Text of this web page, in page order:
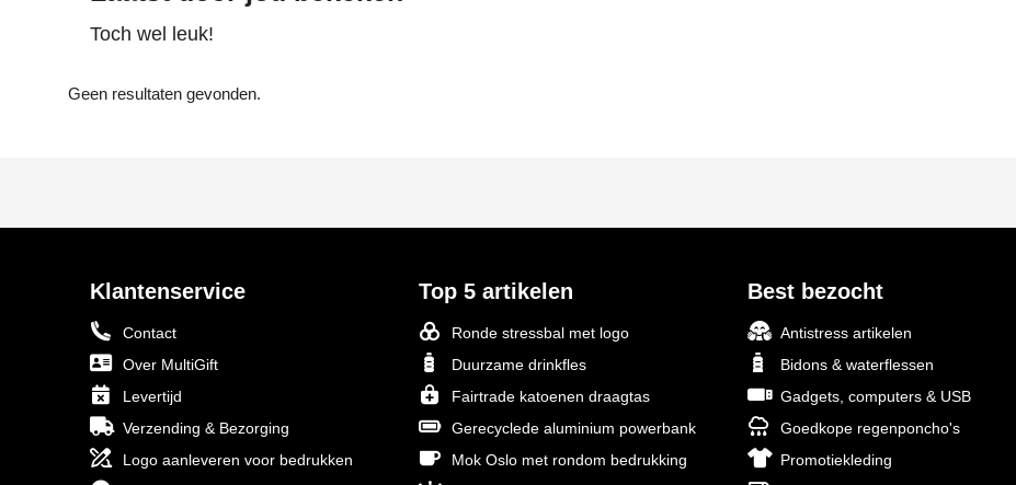
Toch wel leuk!
Geen resultaten gevonden.
Klantenservice
Contact
Over MultiGift
Levertijd
Verzending & Bezorging
Logo aanleveren voor bedrukken
Top 5 artikelen
Ronde stressbal met logo
Duurzame drinkfles
Fairtrade katoenen draagtas
Gerecyclede aluminium powerbank
Mok Oslo met rondom bedrukking
Best bezocht
Antistress artikelen
Bidons & waterflessen
Gadgets, computers & USB
Goedkope regenponcho's
Promotiekleding